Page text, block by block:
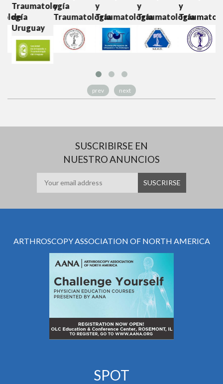
Traumatología
de
Uruguay
y
Traumatología
y
Traumatología
y
Traumatología
y
prev next
SUSCRIBIRSE EN
NUESTRO ANUNCIOS
ARTHROSCOPY ASSOCIATION OF NORTH AMERICA
SPOT